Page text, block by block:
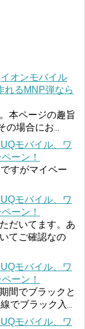
イオンモバイル
れるMNP弾なら
本ページの趣旨
の場合にお
モバイル、ワ
ーン！
すがマイペー
モバイル、ワ
ーン！
だいてます。あ
てご確認なの
モバイル、ワ
ーン！
間でブラックと
でブラック入
モバイル、ワ